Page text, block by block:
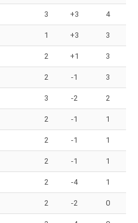
3 +3 4
1 +3 3
2 +1 3
2 -1 3
3 -2 2
2 -1 1
2 -1 1
2 -1 1
2 -4 1
2 -2 0